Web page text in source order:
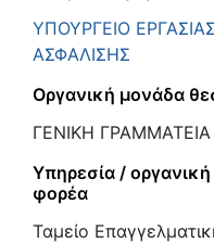
ΥΠΟΥΡΓΕΙΟ
ΑΣΦΑΛΙΣΗΣ
Οργανική μονάδα
ΓΕΝΙΚΗ
Υπηρεσία /
φορέα
Ταμείο